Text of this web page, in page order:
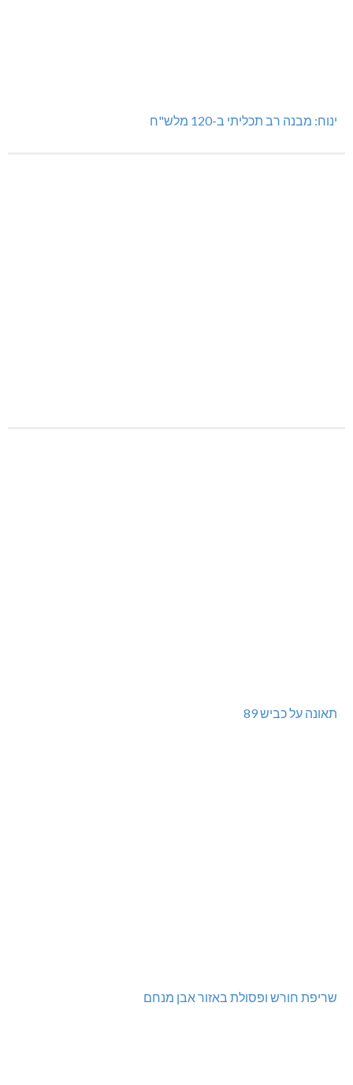
ינוח: מבנה רב תכליתי ב-120 מלש"ח
תאונה על כביש 89
שריפת חורש ופסולת באזור אבן מנחם